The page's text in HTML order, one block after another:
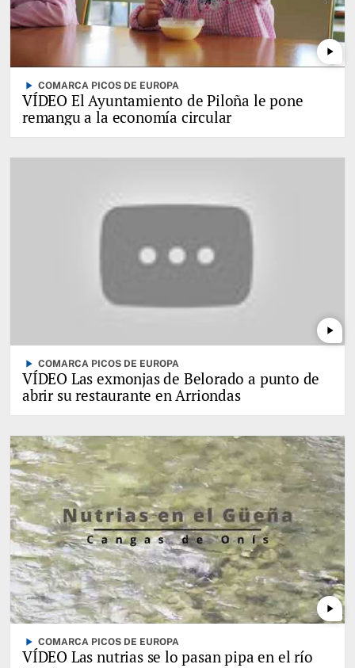
play_arrow
play_arrow COMARCA PICOS DE EUROPA
VÍDEO El Ayuntamiento de Piloña le pone
remangu a la economía circular
play_arrow
play_arrow COMARCA PICOS DE EUROPA
VÍDEO Las exmonjas de Belorado a punto de
abrir su restaurante en Arriondas
play_arrow
play_arrow COMARCA PICOS DE EUROPA
VÍDEO Las nutrias se lo pasan pipa en el río